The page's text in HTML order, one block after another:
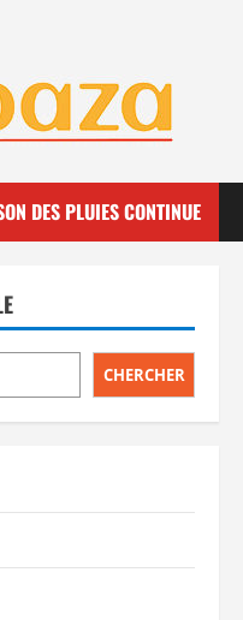
DES PLUIES CONTINUE
CHERCHER